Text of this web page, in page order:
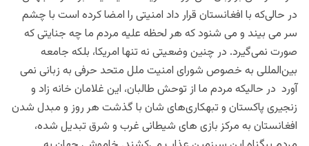
در حالی‌که با افغانستان قرار داد امنیتی را امضا کرده است با چشم
سر می بیند و می شنود که هر لحظه علیه مردم ما چه جنایتی که
صورت نمی‌گیرد. در چنین وضعیتی نه تنها امریکا، بلکه جامعه
بین‌المللی به خصوص شورای امنیت ملل متحد حرفی به زبانی نمی
آورد در حالیکه مردم ما از توحش طالبان، این غلامان خانه زاد و
زنجیری پاکستان و تبهکاری‌های شان با گذشت هر روز و مبدل شدن
افغانستان به مرکز بازی های شیطانی غرب و شرق تبدیل شده،